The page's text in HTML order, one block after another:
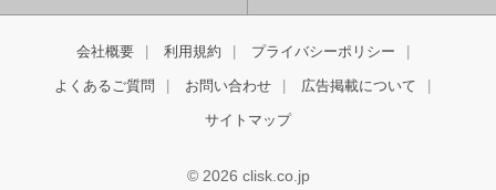
会社概要 利用規約 プライバシーポリシー
よくあるご質問 お問い合わせ 広告掲載について
サイトマップ
© 2026 clisk.co.jp